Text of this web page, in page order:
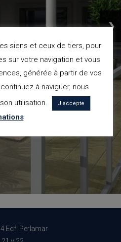
❯
Edf. Perlamar
siens et ceux de tiers, pour
sur votre navigation et vous
générée à partir de vos
à naviguer, nous
utilisation.
J'accepte